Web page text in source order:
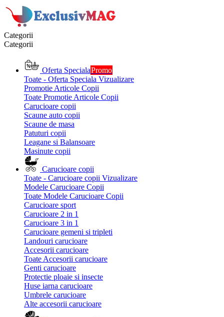
Categorii
Categorii
Oferta SpecialaPromo
Toate - Oferta Speciala Vizualizare
Promotie Articole Copii
Toate Promotie Articole Copii
Carucioare copii
Scaune auto copii
Scaune de masa
Patuturi copii
Leagane si Balansoare
Masinute copii
Carucioare copii
Toate - Carucioare copii Vizualizare
Modele Carucioare Copii
Toate Modele Carucioare Copii
Carucioare sport
Carucioare 2 in 1
Carucioare 3 in 1
Carucioare gemeni si tripleti
Landouri carucioare
Accesorii carucioare
Toate Accesorii carucioare
Genti carucioare
Protectie ploaie si insecte
Huse iarna carucioare
Umbrele carucioare
Alte accesorii carucioare